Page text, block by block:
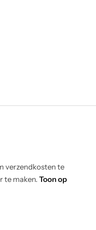
verzendkosten te
te maken. Toon op